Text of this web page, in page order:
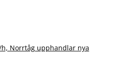
Norrtåg upphandlar nya